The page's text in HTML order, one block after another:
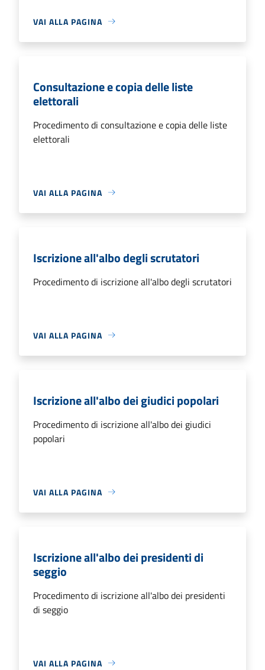
VAI ALLA PAGINA
Consultazione e copia delle liste
elettorali
Procedimento di consultazione e copia delle liste
elettorali
VAI ALLA PAGINA
Iscrizione all'albo degli scrutatori
Procedimento di iscrizione all'albo degli scrutatori
VAI ALLA PAGINA
Iscrizione all'albo dei giudici popolari
Procedimento di iscrizione all'albo dei giudici
popolari
VAI ALLA PAGINA
Iscrizione all'albo dei presidenti di
seggio
Procedimento di iscrizione all'albo dei presidenti
di seggio
VAI ALLA PAGINA